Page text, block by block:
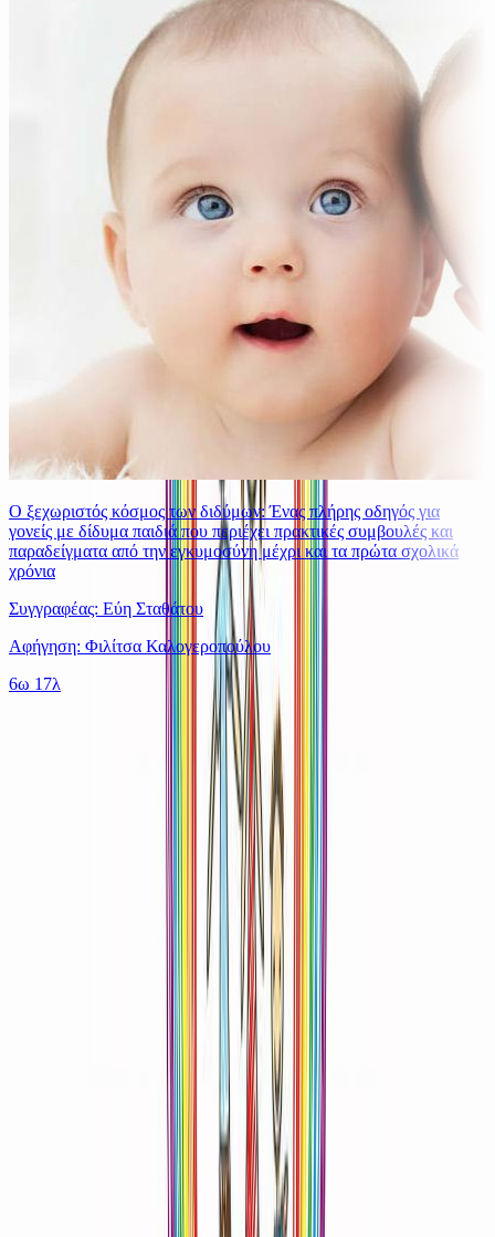
Ο ξεχωριστός κόσμος των διδύμων: Ένας πλήρης οδηγός για
γονείς με δίδυμα παιδιά που περιέχει πρακτικές συμβουλές και
παραδείγματα από την εγκυμοσύνη μέχρι και τα πρώτα σχολικά
χρόνια
Συγγραφέας: Εύη Σταθάτου
Αφήγηση: Φιλίτσα Καλογεροπούλου
6ω 17λ